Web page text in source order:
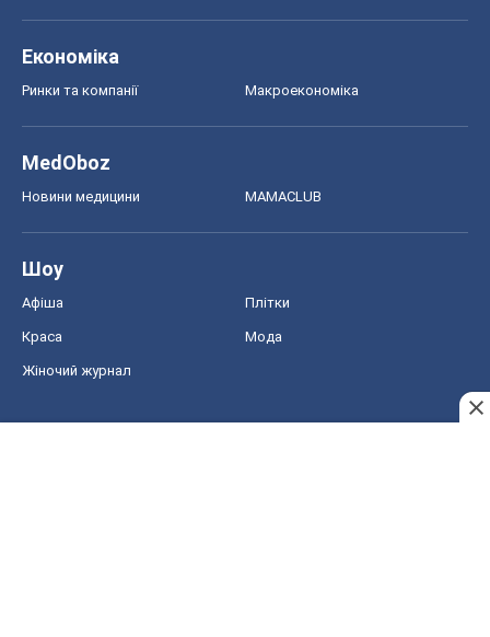
Економіка
Ринки та компанії Макроекономіка
MedOboz
Новини медицини MAMACLUB
Шоу
Афіша Плітки
Краса Мода
Жіночий журнал